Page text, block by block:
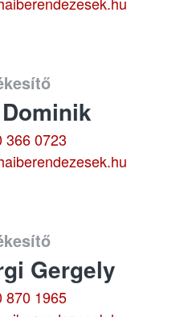
366 0723
Gergely
870 1965